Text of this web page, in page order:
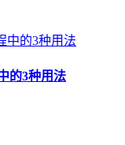
的3种用法